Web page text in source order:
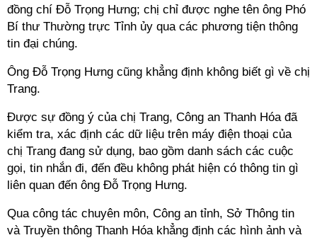
đồng chí Đỗ Trọng Hưng; chị chỉ được nghe tên ông Phó
Bí thư Thường trực Tỉnh ủy qua các phương tiện thông
tin đại chúng.
Ông Đỗ Trọng Hưng cũng khẳng định không biết gì về chị
Trang.
Được sự đồng ý của chị Trang, Công an Thanh Hóa đã
kiểm tra, xác định các dữ liệu trên máy điện thoại của
chị Trang đang sử dụng, bao gồm danh sách các cuộc
gọi, tin nhắn đi, đến đều không phát hiện có thông tin gì
liên quan đến ông Đỗ Trọng Hưng.
Qua công tác chuyên môn, Công an tỉnh, Sở Thông tin
và Truyền thông Thanh Hóa khẳng định các hình ảnh và